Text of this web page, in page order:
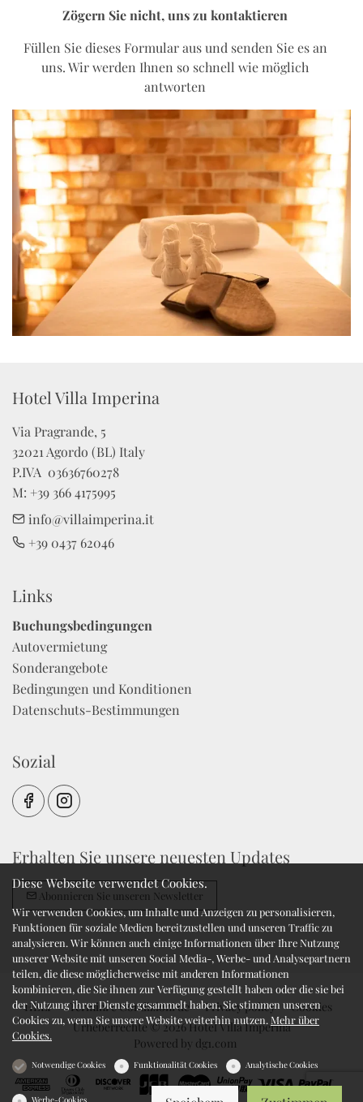
Zögern Sie nicht, uns zu kontaktieren
Füllen Sie dieses Formular aus und senden Sie es an
uns. Wir werden Ihnen so schnell wie möglich
antworten
Hotel Villa Imperina
Via Pragrande, 5
32021 Agordo (BL) Italy
P.IVA  03636760278
M: +39 366 4175995
info@villaimperina.it
+39 0437 62046
Links
Buchungsbedingungen
Autovermietung
Sonderangebote
Bedingungen und Konditionen
Datenschuts-Bestimmungen
Sozial
Erhalten Sie unsere neuesten Updates
Abonnieren Sie unseren Newsletter
HELP Termini e Condizioni de Privacy policy
Cookies
Urheberrechte © 2026 Hotel Villa Imperina
Powered by dg1.com
Diese Webseite verwendet Cookies.
Wir verwenden Cookies, um Inhalte und Anzeigen zu personalisieren,
Funktionen für soziale Medien bereitzustellen und unseren Traffic zu
analysieren. Wir können auch einige Informationen über Ihre Nutzung
unserer Website mit unseren Social Media-, Werbe- und Analysepartnern
teilen, die diese möglicherweise mit anderen Informationen
kombinieren, die Sie ihnen zur Verfügung gestellt haben oder die sie bei
der Nutzung ihrer Dienste gesammelt haben. Sie stimmen unseren
Cookies zu, wenn Sie unsere Website weiterhin nutzen. Mehr über
Cookies.
Notwendige Cookies Funktionalität Cookies Analytische Cookies
Werbe-Cookies